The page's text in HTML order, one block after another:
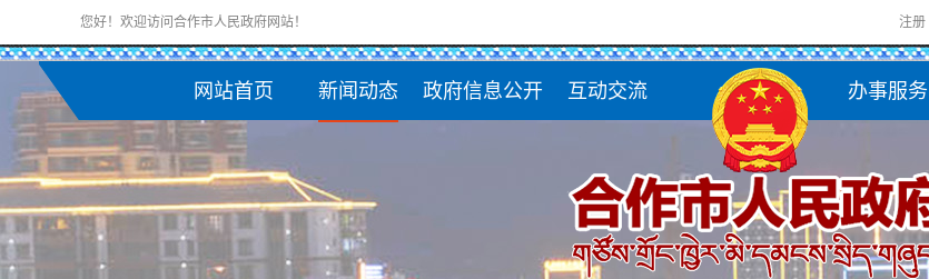
您好！欢迎访问合作市人民政府网站！ 注册
网站首页 新闻动态 政府信息公开 互动交流 办事服务